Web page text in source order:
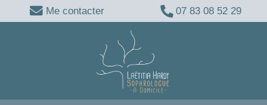
Me contacter 07 83 08 52 29